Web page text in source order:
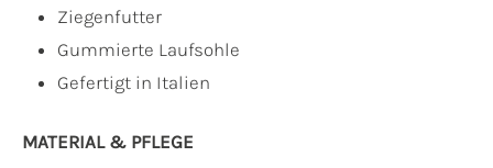
Ziegenfutter
Gummierte Laufsohle
Gefertigt in Italien
MATERIAL & PFLEGE